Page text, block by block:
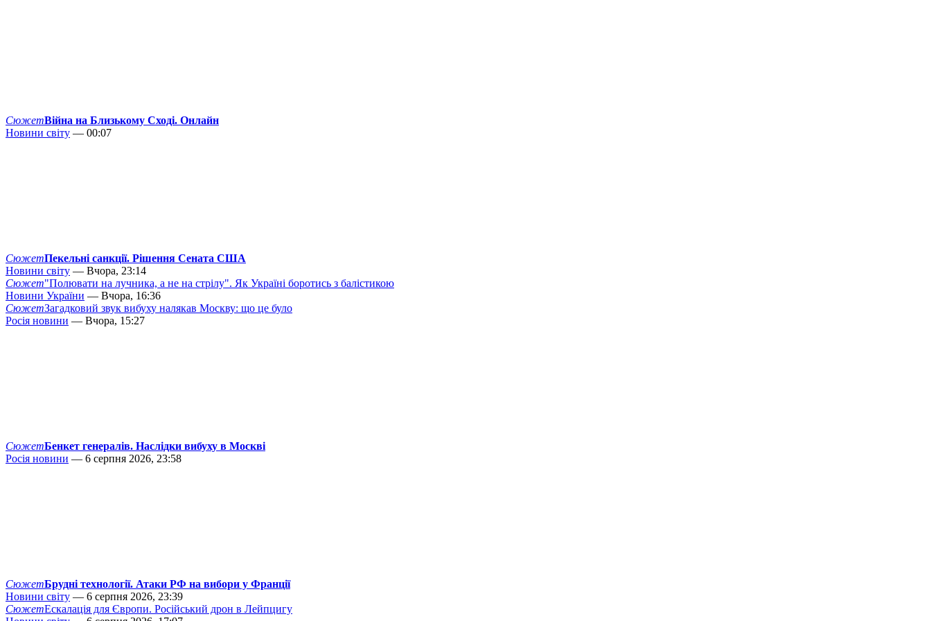
СюжетВійна на Близькому Сході. Онлайн
Новини світу — 00:07
СюжетПекельні санкції. Рішення Сената США
Новини світу — Вчора, 23:14
Сюжет"Полювати на лучника, а не на стрілу". Як Україні боротись з балістикою
Новини України — Вчора, 16:36
СюжетЗагадковий звук вибуху налякав Москву: що це було
Росія новини — Вчора, 15:27
СюжетБенкет генералів. Наслідки вибуху в Москві
Росія новини — 6 серпня 2026, 23:58
СюжетБрудні технології. Атаки РФ на вибори у Франції
Новини світу — 6 серпня 2026, 23:39
СюжетЕскалація для Європи. Російський дрон в Лейпцигу